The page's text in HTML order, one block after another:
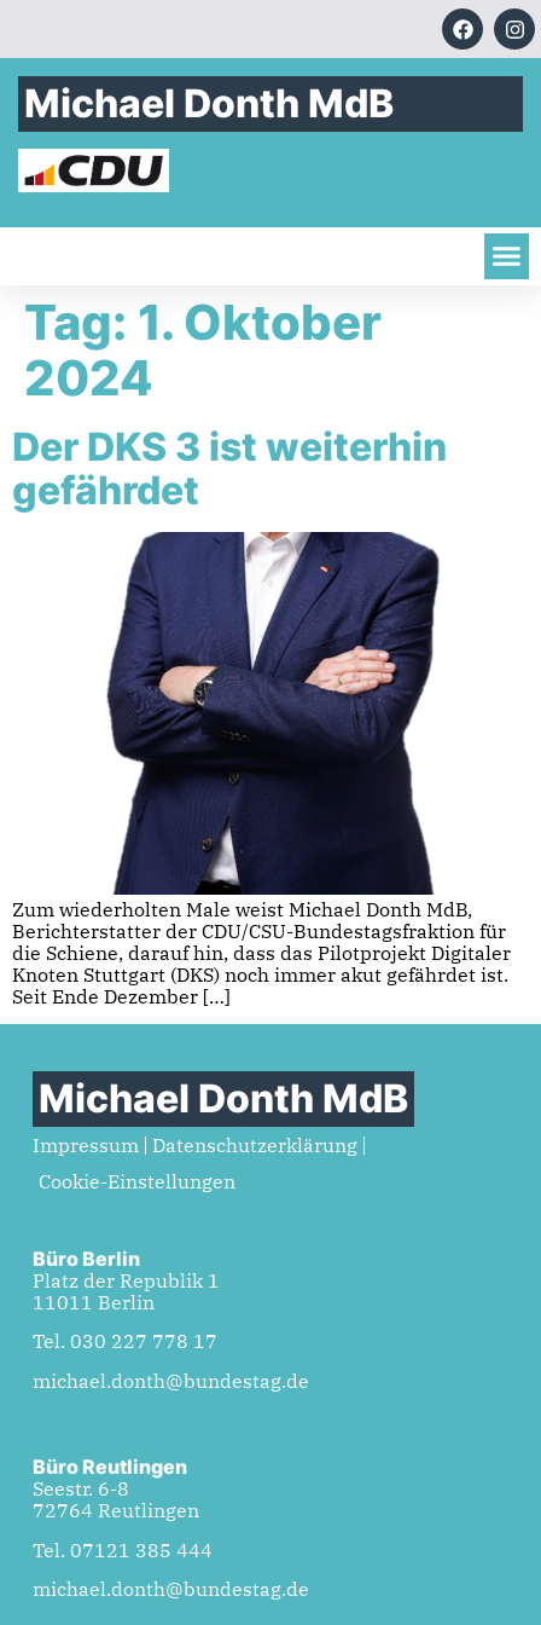
Michael Donth MdB
Tag: 1. Oktober
2024
Der DKS 3 ist weiterhin
gefährdet
Zum wiederholten Male weist Michael Donth MdB,
Berichterstatter der CDU/CSU-Bundestagsfraktion für
die Schiene, darauf hin, dass das Pilotprojekt Digitaler
Knoten Stuttgart (DKS) noch immer akut gefährdet ist.
Seit Ende Dezember […]
Michael Donth MdB
Impressum
Datenschutzerklärung
Cookie-Einstellungen
Büro Berlin
Platz der Republik 1
11011 Berlin
Tel. 030 227 778 17
michael.donth@bundestag.de
Büro Reutlingen
Seestr. 6-8
72764 Reutlingen
Tel. 07121 385 444
michael.donth@bundestag.de